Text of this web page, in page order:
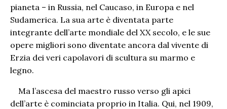
pianeta – in Russia, nel Caucaso, in Europa e nel
Sudamerica. La sua arte è diventata parte
integrante dell’arte mondiale del XX secolo, e le sue
opere migliori sono diventate ancora dal vivente di
Erzia dei veri capolavori di scultura su marmo e
legno.
Ma l’ascesa del maestro russo verso gli apici
dell’arte è cominciata proprio in Italia. Qui, nel 1909,